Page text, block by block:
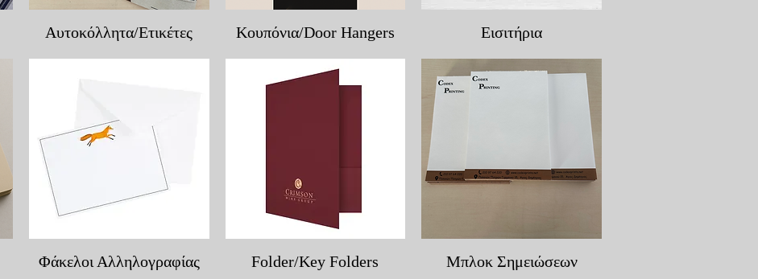
Γρήγορη προβολή
Αυτοκόλλητα/Ετικέτες Γρήγορη προβολή
Κουπόνια/Door Hangers Γρήγορη προβολή
Εισιτήρια
Γρήγορη προβολή
Φάκελοι Αλληλογραφίας Γρήγορη προβολή
Folder/Key Folders Γρήγορη προβολή
Μπλοκ Σημειώσεων